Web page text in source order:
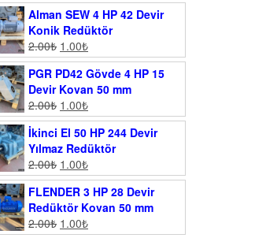
Alman SEW 4 HP 42 Devir
Konik Redüktör
2.00₺ 1.00₺
PGR PD42 Gövde 4 HP 15
Devir Kovan 50 mm
2.00₺ 1.00₺
İkinci El 50 HP 244 Devir
Yılmaz Redüktör
2.00₺ 1.00₺
FLENDER 3 HP 28 Devir
Redüktör Kovan 50 mm
2.00₺ 1.00₺